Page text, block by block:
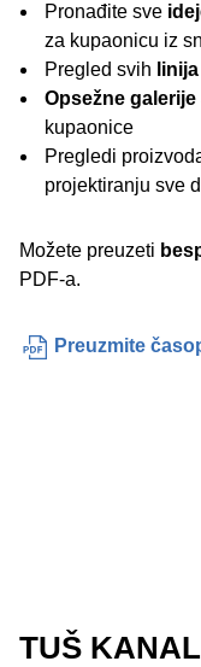
Pronađite sve
za kupaonicu iz
Pregled svih
Opsežne galerije
kupaonice
Pregledi
projektiranju sve
Možete preuzeti
PDF-a.
Preuzmite
TUŠ